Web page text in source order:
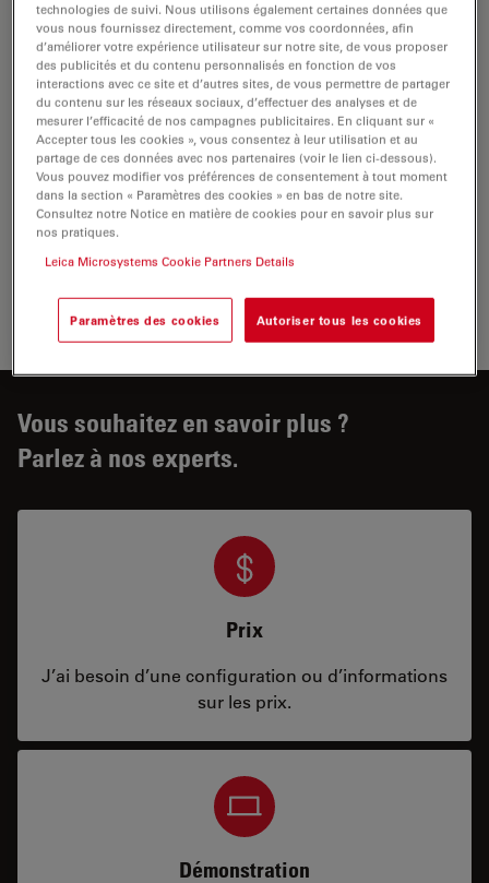
En savoir plus sur l'automate de contraste
Leica EM AC20.
Leica EM AC20 - automate de contraste des sections
ultrafines pour la microscopie électronique. Au sein de
la chambre hermétique du Leica EM AC20, des sections
ultrafines sont automatiquement contrastées avec
Vous souhaitez en savoir plus ?
Parlez à nos experts.
Prix
J’ai besoin d’une configuration ou d’informations
sur les prix.
Démonstration
technologies de suivi. Nous utilisons également certaines données que
vous nous fournissez directement, comme vos coordonnées, afin
d’améliorer votre expérience utilisateur sur notre site, de vous proposer
des publicités et du contenu personnalisés en fonction de vos
interactions avec ce site et d’autres sites, de vous permettre de partager
du contenu sur les réseaux sociaux, d’effectuer des analyses et de
mesurer l’efficacité de nos campagnes publicitaires. En cliquant sur «
Accepter tous les cookies », vous consentez à leur utilisation et au
partage de ces données avec nos partenaires (voir le lien ci-dessous).
Vous pouvez modifier vos préférences de consentement à tout moment
dans la section « Paramètres des cookies » en bas de notre site.
Consultez notre Notice en matière de cookies pour en savoir plus sur
nos pratiques.
Leica Microsystems Cookie Partners Details
Paramètres des cookies Autoriser tous les cookies